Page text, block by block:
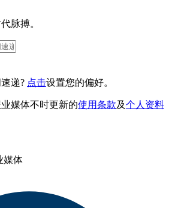
脉搏。
递? 点击设置您的偏好。
媒体不时更新的使用条款及个人资料
媒体